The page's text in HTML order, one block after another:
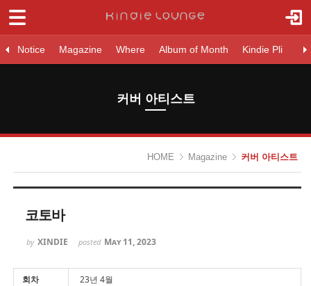
Notice Magazine Where Album of Month Kindie Pli
커버 아티스트
HOME Magazine 커버 아티스트
코토바
by XINDIE posted May 11, 2023
회차
23년 4월
로그인
Notice
- 커버 아티스트
Where
Album of Month
Kindie Pli
New Release
Sketchbook5, 스케치북5
Sketchbook5, 스케치북5